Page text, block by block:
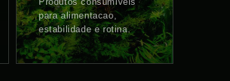
para alimentacao,
estabilidade e rotina.